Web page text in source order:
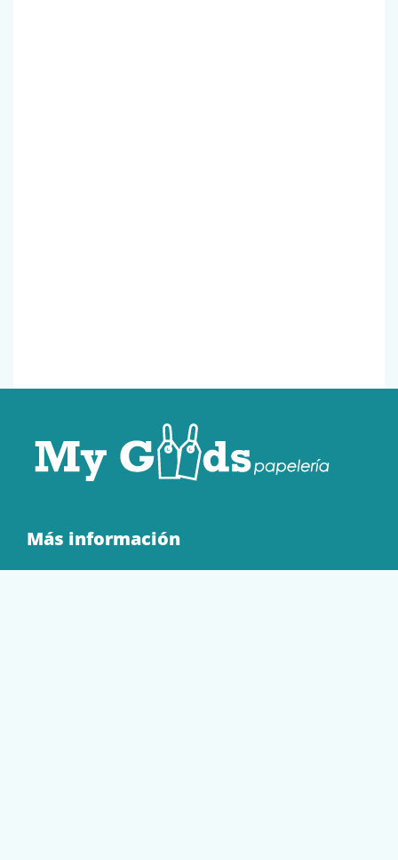
Más información